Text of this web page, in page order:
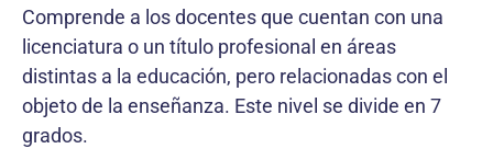
Comprende a los docentes que cuentan con una
licenciatura o un título profesional en áreas
distintas a la educación, pero relacionadas con el
objeto de la enseñanza. Este nivel se divide en 7
grados.